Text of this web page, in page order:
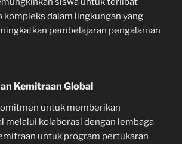
kompleks dalam lingkungan yang
pembelajaran pengalaman
Kemitraan Global
untuk memberikan
melalui kolaborasi dengan lembaga
untuk program pertukaran